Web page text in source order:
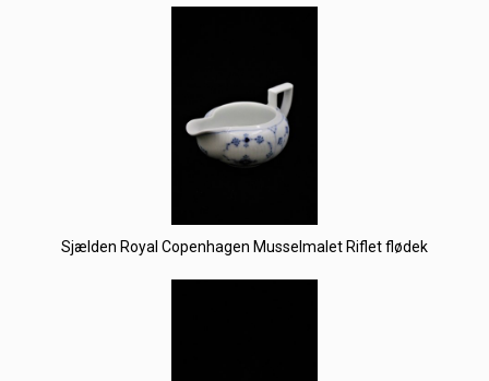
Sjælden Royal Copenhagen Musselmalet Riflet flødek